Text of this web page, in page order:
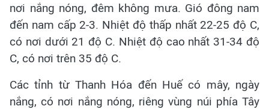
nơi nắng nóng, đêm không mưa. Gió đông nam
đến nam cấp 2-3. Nhiệt độ thấp nhất 22-25 độ C,
có nơi dưới 21 độ C. Nhiệt độ cao nhất 31-34 độ
C, có nơi trên 35 độ C.
Các tỉnh từ Thanh Hóa đến Huế có mây, ngày
nắng, có nơi nắng nóng, riêng vùng núi phía Tây